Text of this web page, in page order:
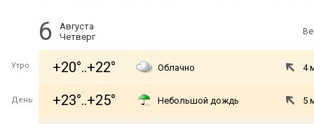
6
Августа
Четверг
Утро +20°..+22° Облачно 4
День +23°..+25° Небольшой дождь 5